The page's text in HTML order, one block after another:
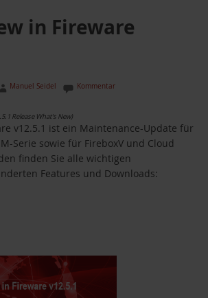
in Fireware
Manuel Seidel Kommentar
Release What's New)
v12.5.1 ist ein Maintenance-Update für
Serie sowie für FireboxV und Cloud
finden Sie alle wichtigen
Features und Downloads: